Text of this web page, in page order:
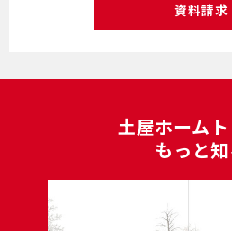
資料請求
⼟屋ホーム
もっと